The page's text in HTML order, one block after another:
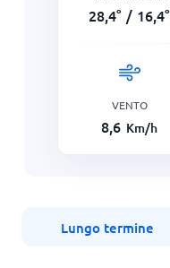
28,4° / 16,4°
VENTO
8,6 Km/h
Lungo termine